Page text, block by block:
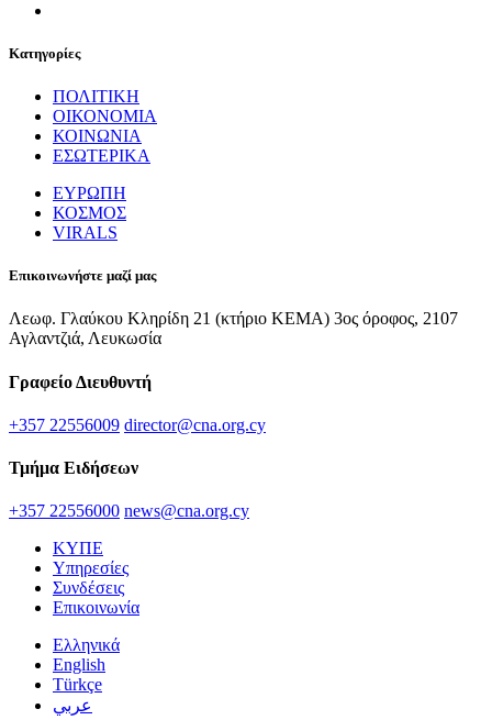
Κατηγορίες
ΠΟΛΙΤΙΚΗ
ΟΙΚΟΝΟΜΙΑ
ΚΟΙΝΩΝΙΑ
ΕΣΩΤΕΡΙΚΑ
ΕΥΡΩΠΗ
ΚΟΣΜΟΣ
VIRALS
Επικοινωνήστε μαζί μας
Λεωφ. Γλαύκου Κληρίδη 21 (κτήριο ΚΕΜΑ) 3ος όροφος, 2107
Αγλαντζιά, Λευκωσία
Γραφείο Διευθυντή
+357 22556009 director@cna.org.cy
Τμήμα Ειδήσεων
+357 22556000 news@cna.org.cy
ΚΥΠΕ
Υπηρεσίες
Συνδέσεις
Επικοινωνία
Ελληνικά
English
Türkçe
عربي